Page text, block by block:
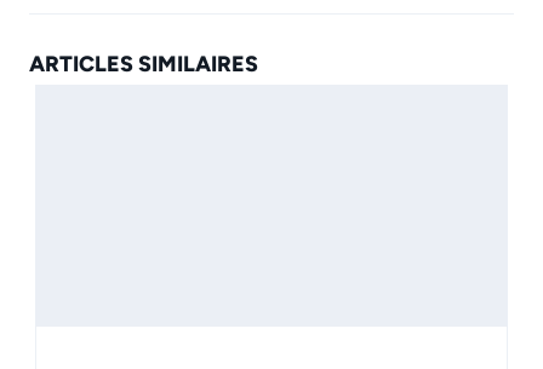
ARTICLES SIMILAIRES